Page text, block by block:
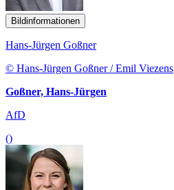
Bildinformationen
Hans-Jürgen Goßner
© Hans-Jürgen Goßner / Emil Viezens
Goßner, Hans-Jürgen
AfD
()